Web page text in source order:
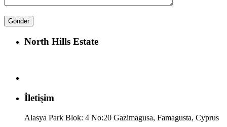
North Hills Estate
İletişim
Alasya Park Blok: 4 No:20 Gazimagusa, Famagusta, Cyprus